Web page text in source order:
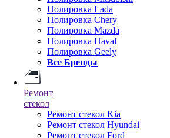
Полировка Lada
Полировка Chery
Полировка Mazda
Полировка Haval
Полировка Geely
Все Бренды
Ремонт
стекол
Ремонт стекол Kia
Ремонт стекол Hyundai
Ремонт стекол Ford